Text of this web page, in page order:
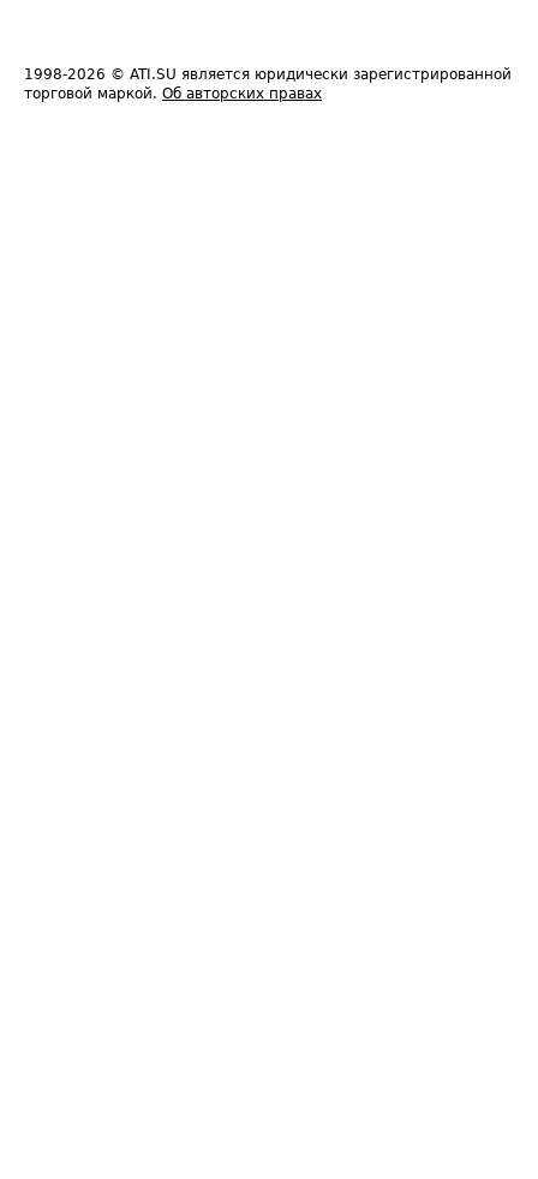
1998-2026 © ATI.SU является юридически зарегистрированной
торговой маркой. Об авторских правах